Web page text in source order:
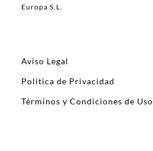
Europa S.L.
Aviso Legal
Política de Privacidad
Términos y Condiciones de Uso